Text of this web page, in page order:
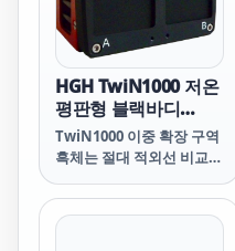
HGH TwiN1000 저온
평판형 블랙바디
(+10°C ~ + 90°C / -5°C
~ +150°C)
TwiN1000 이중 확장 구역
흑체는 절대 적외선 비교
는 저온 적외선 비교 방사
선원으로 사용할 수 있습니